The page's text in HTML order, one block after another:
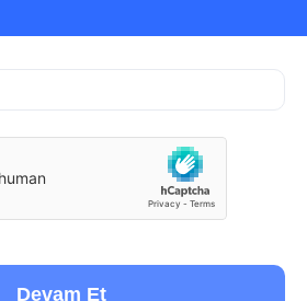
Devam Et